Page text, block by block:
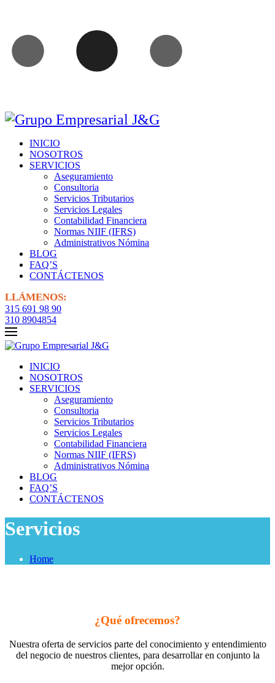
INICIO
NOSOTROS
SERVICIOS
Aseguramiento
Consultoria
Servicios Tributarios
Servicios Legales
Contabilidad Financiera
Normas NIIF (IFRS)
Administrativos Nómina
BLOG
FAQ’S
CONTÁCTENOS
LLÁMENOS:
315 691 98 90
310 8904854
INICIO
NOSOTROS
SERVICIOS
Aseguramiento
Consultoria
Servicios Tributarios
Servicios Legales
Contabilidad Financiera
Normas NIIF (IFRS)
Administrativos Nómina
BLOG
FAQ’S
CONTÁCTENOS
Servicios
Home
¿Qué ofrecemos?
Nuestra oferta de servicios parte del conocimiento y entendimiento
del negocio de nuestros clientes, para desarrollar en conjunto la
mejor opción.